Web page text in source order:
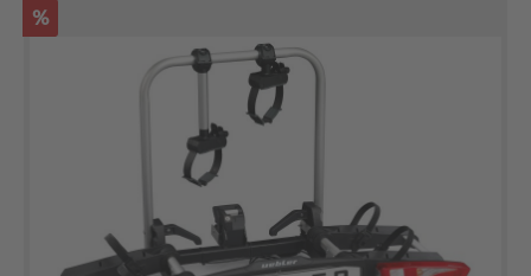
Rabatt
%